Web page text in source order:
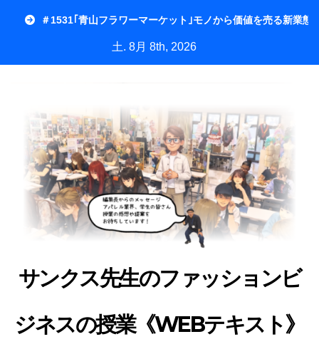
＃1531｢青山フラワーマーケット｣モノから価値を売る新業態
土. 8月 8th, 2026
サンクス先生のファッションビ
ジネスの授業《WEBテキスト》